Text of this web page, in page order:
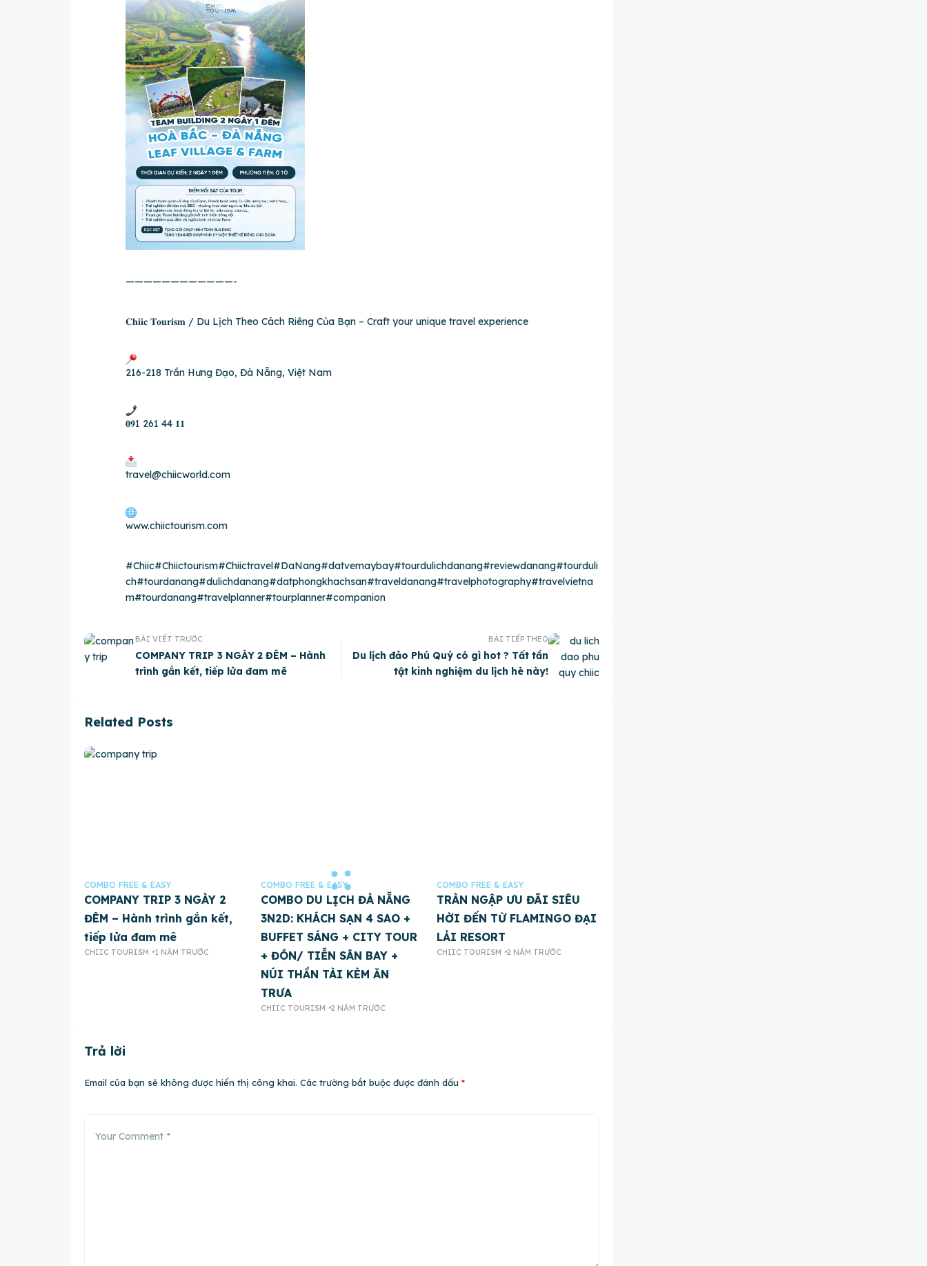
————————————-
𝐂𝐡𝐢𝐢𝐜 𝐓𝐨𝐮𝐫𝐢𝐬𝐦 / Du Lịch Theo Cách Riêng Của Bạn – Craft your unique travel experience
216-218 Trần Hưng Đạo, Đà Nẵng, Việt Nam
𝟎𝟗1 261 44 𝟏𝟏
travel@chiicworld.com
www.chiictourism.com
#Chiic#Chiictourism#Chiictravel #DaNang#datvemaybay#tourdulichdanang#reviewdanang#tourduli
ch#tourdanang#dulichdanang#datphongkhachsan#traveldanang#travelphotography#travelvietna
m#tourdanang#travelplanner#tourplanner#companion
BÀI VIẾT TRƯỚC
COMPANY TRIP 3 NGÀY 2 ĐÊM – Hành
trình gắn kết, tiếp lửa đam mê
BÀI TIẾP THEO
Du lịch đảo Phú Quý có gì hot ? Tất tần
tật kinh nghiệm du lịch hè này!
Related Posts
COMBO FREE & EASY
COMPANY TRIP 3 NGÀY 2
ĐÊM – Hành trình gắn kết,
tiếp lửa đam mê
CHIIC TOURISM 1 NĂM TRƯỚC
COMBO FREE & EASY
COMBO DU LỊCH ĐÀ NẴNG
3N2D: KHÁCH SẠN 4 SAO +
BUFFET SÁNG + CITY TOUR
+ ĐÓN/ TIỄN SÂN BAY +
NÚI THẦN TÀI KÈM ĂN
TRƯA
CHIIC TOURISM 2 NĂM TRƯỚC
COMBO FREE & EASY
TRÀN NGẬP ƯU ĐÃI SIÊU
HỜI ĐẾN TỪ FLAMINGO ĐẠI
LẢI RESORT
CHIIC TOURISM 2 NĂM TRƯỚC
Trả lời
Email của bạn sẽ không được hiển thị công khai. Các trường bắt buộc được đánh dấu *